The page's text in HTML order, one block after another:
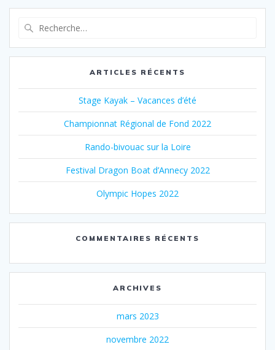
:
ARTICLES RÉCENTS
Stage Kayak – Vacances d’été
Championnat Régional de Fond 2022
Rando-bivouac sur la Loire
Festival Dragon Boat d’Annecy 2022
Olympic Hopes 2022
COMMENTAIRES RÉCENTS
ARCHIVES
mars 2023
novembre 2022